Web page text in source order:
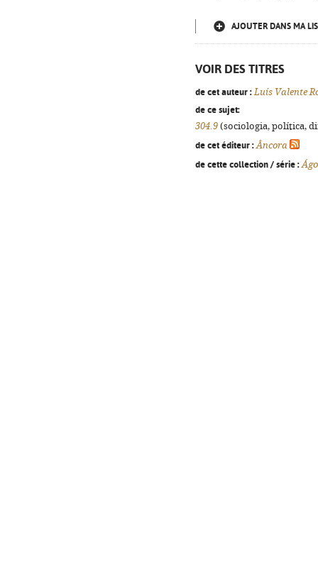
AJOUTER DANS MA
VOIR DES TITRES
de cet auteur : Luís Valente
de ce sujet:
304.9 (sociologia, política,
de cet éditeur : Âncora
de cette collection / série :